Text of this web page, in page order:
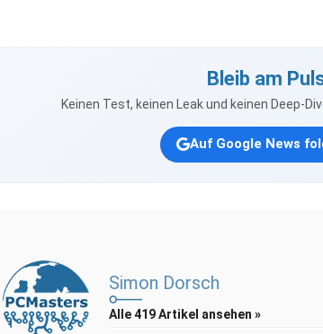
Bleib am
Keinen Test, keinen Leak und keinen Deep-
Auf Google News
Simon Dorsch
Alle 419 Artikel ansehen »